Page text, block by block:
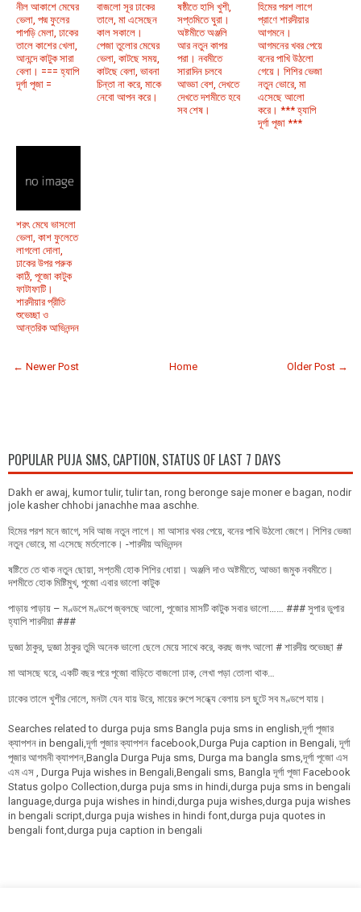
নীল আকাশে মেঘের
ভেলা, পদ্ম ফুলের
পাপড়ি মেলা, ঢাকের
তালে কাশের খেলা,
আনন্দে কাটুক সারা
বেলা। === হ্যাপি
দূর্গা পূজা =
বাজলো সূর ঢাকের
তালে, মা এসেছেন
কাল সকালে।
পেজা তুলোর মেঘের
ভেলা, কাটছে সময়,
কাটছে বেলা, ভাবনা
চিন্তা না করে, মাকে
নেবো আপন করে।
ষষ্ঠীতে হাসি খুশী,
সপ্তমিতে ঘুরা।
অষ্টমীতে অঞ্জলি
আর নতুন কাপর
পরা। নবমীতে
সারাদিন চলবে
আড্ডা বেশ, দেখতে
দেখতে দশমীতে হবে
সব শেষ।
হিমের পরশ লাগে
প্রাণে শারদীয়ার
আগমনে।
আগমনের খবর পেয়ে
বনের পাখি উঠলো
গেয়ে। শিশির ভেজা
নতুন ভোরে, মা
এসেছে আলো
করে। *** হ্যাপি
দূর্গা পূজা ***
শরৎ মেঘে ভাসলো
ভেলা, কাশ ফুলেতে
লাগলো দোলা,
ঢাকের উপর পরুক
কাঠি, পূজো কাটুক
ফাটাফাটি।
শারদীয়ার প্রীতি
শুভেচ্ছা ও
আন্তরিক আভিনন্দন
← Newer Post Older Post →
Home
POPULAR PUJA SMS, CAPTION, STATUS OF LAST 7 DAYS
Dakh er awaj, kumor tulir, tulir tan, rong beronge saje moner e bagan, nodir
jole kasher chhobi janachhe maa aschhe.
হিমের পরশ মনে জাগে, সবি আজ নতুন লাগে। মা আসার খবর পেয়ে, বনের পাখি উঠলো জেগে। শিশির ভেজা
নতুন ভোরে, মা এসেছে মর্তলোকে। -শারদীয় অভিনন্দন
ষষ্টিতে তে থাক নতুন ছোয়া, সপ্তমী হোক শিশির ধোয়া। অঞ্জলি দাও অষ্টমীতে, আড্ডা জমুক নবমীতে।
দশমীতে হোক মিষ্টিমুখ, পূজো এবার ভালো কাটুক
পাড়ায় পাড়ায় – মণ্ডপে মণ্ডপে জ্বলছে আলো, পূজোর মাসটি কাটুক সবার ভালো…… ### সুপার ডুপার
হ্যাপি শারদীয়া ###
দুজ্ঞা ঠাকুর, দুজ্ঞা ঠাকুর তুমি অনেক ভালো ছেলে মেয়ে সাথে করে, করছ জগৎ আলো # শারদীয় শুভেচ্ছা #
মা আসছে ঘরে, একটি বছর পরে পূজো বাড়িতে বাজলো ঢাক, লেখা পড়া তোলা থাক…
ঢাকের তালে খুশীর দোলে, মনটা যেন যায় উরে, মায়ের রুপে সন্ধ্যে বেলায় চল ছুটে সব মণ্ডপে যায়।
Searches related to durga puja sms Bangla puja sms in english,দূর্গা পূজার
ক্যাপশন in bengali,দূর্গা পূজার ক্যাপশন facebook,Durga Puja caption in Bengali, দূর্গা
পূজার আগমনী ক্যাপশন,Bangla Durga Puja sms, Durga ma bangla sms,দূর্গা পূজো এস
এম এস , Durga Puja wishes in Bengali,Bengali sms, Bangla দূর্গা পূজা Facebook
Status golpo Collection,durga puja sms in hindi,durga puja sms in bengali
language,durga puja wishes in hindi,durga puja wishes,durga puja wishes
in bengali script,durga puja wishes in hindi font,durga puja quotes in
bengali font,durga puja caption in bengali